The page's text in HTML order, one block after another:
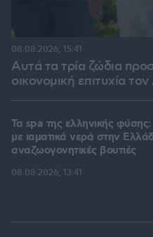
Αυτά τα τρία ζώδια
οικονομική επιτυχία
08.08.2026, 15:41
Τα spa της ελληνικής
με ιαματικά νερά στην
αναζωογονητικές βουτιές
08.08.2026, 13:41